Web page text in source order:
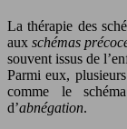
La thérapie des
auxschémas
souvent issus de
Parmi eux,
comme le
d’abnégation.